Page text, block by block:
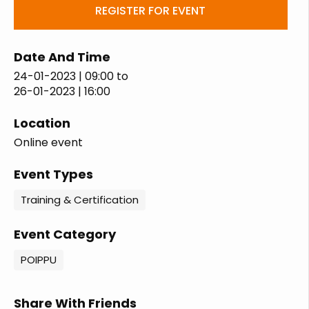
REGISTER FOR EVENT
Date And Time
24-01-2023 | 09:00 to
26-01-2023 | 16:00
Location
Online event
Event Types
Training & Certification
Event Category
POIPPU
Share With Friends